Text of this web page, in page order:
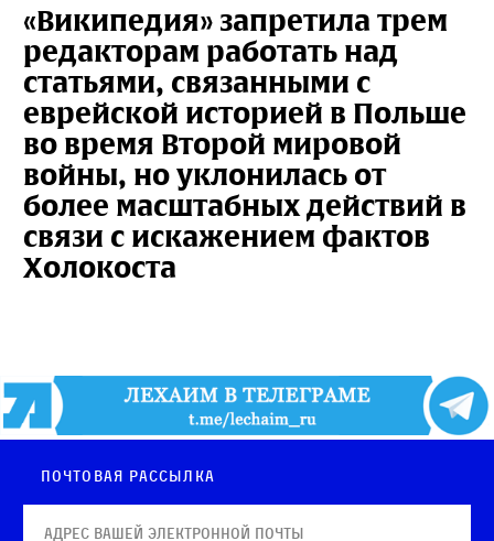
«Википедия» запретила трем
редакторам работать над
статьями, связанными с
еврейской историей в Польше
во время Второй мировой
войны, но уклонилась от
более масштабных действий в
связи с искажением фактов
Холокоста
Почтовая рассылка